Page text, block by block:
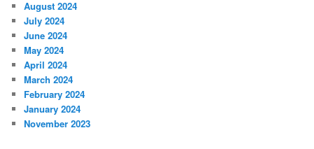
August 2024
July 2024
June 2024
May 2024
April 2024
March 2024
February 2024
January 2024
November 2023